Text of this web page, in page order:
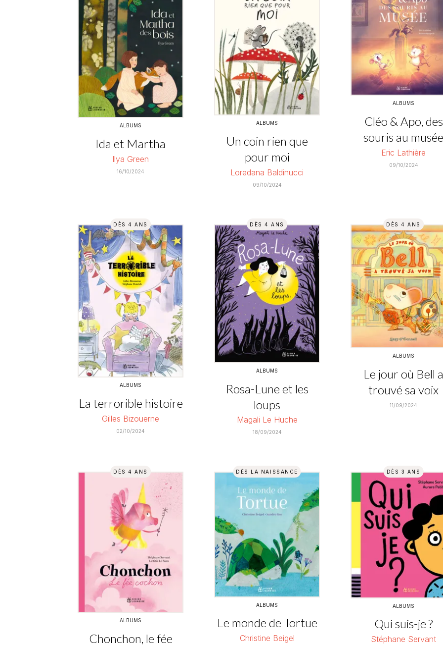
ALBUMS
Ida et Martha
Ilya Green
16/10/2024
ALBUMS
Un coin rien que
pour moi
Loredana Baldinucci
09/10/2024
ALBUMS
Cléo & Apo, des
souris au musée
Eric Lathière
09/10/2024
DÈS 4 ANS
ALBUMS
La terrorible histoire
Gilles Bizouerne
02/10/2024
DÈS 4 ANS
ALBUMS
Rosa-Lune et les
loups
Magali Le Huche
18/09/2024
DÈS 4 ANS
ALBUMS
Le jour où Bell a
trouvé sa voix
11/09/2024
DÈS 4 ANS
ALBUMS
Chonchon, le fée
DÈS LA NAISSANCE
ALBUMS
Le monde de Tortue
Christine Beigel
DÈS 3 ANS
ALBUMS
Qui suis-je ?
Stéphane Servant